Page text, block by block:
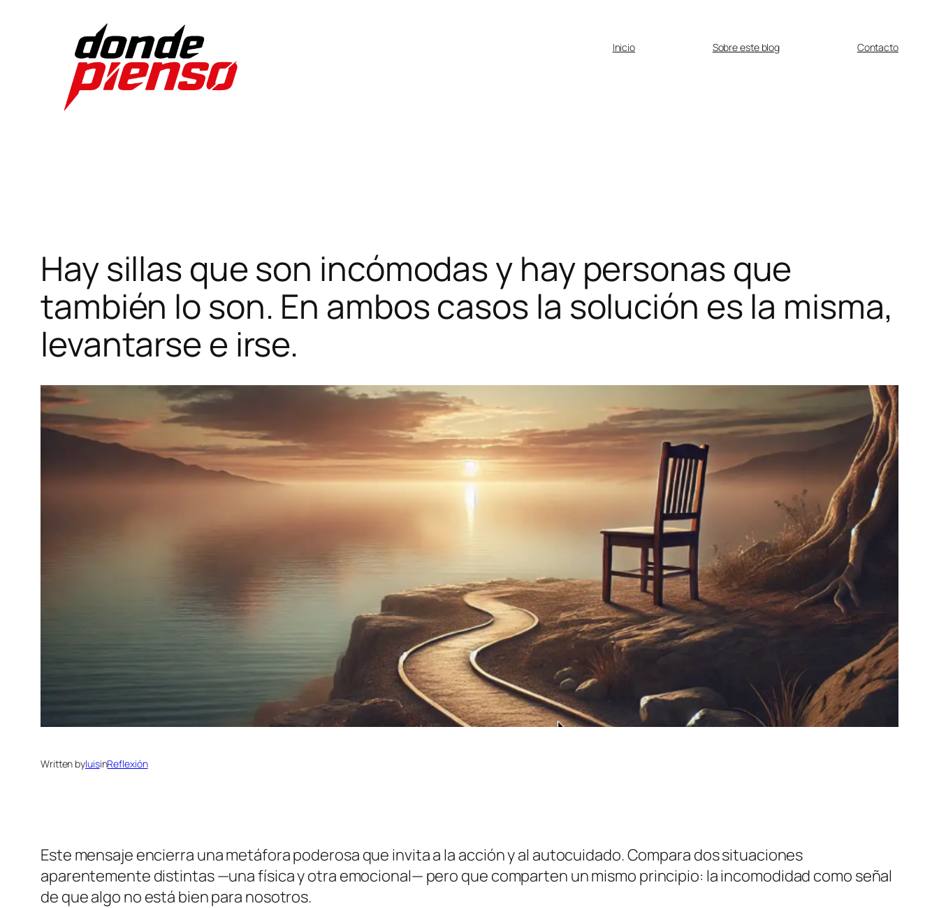
Inicio Sobre este blog Contacto
Hay sillas que son incómodas y hay personas que
también lo son. En ambos casos la solución es la misma,
levantarse e irse.
Written byluisinReflexión
Este mensaje encierra una metáfora poderosa que invita a la acción y al autocuidado. Compara dos situaciones
aparentemente distintas —una física y otra emocional— pero que comparten un mismo principio: la incomodidad como señal
de que algo no está bien para nosotros.